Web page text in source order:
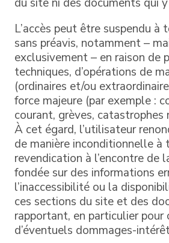
L’accès peut être suspendu
sans préavis, notamment –
exclusivement – en raison de
techniques, d’opérations de
(ordinaires et/ou
force majeure (par exemple :
courant, grèves, catastrophes
À cet égard, l’utilisateur
de manière inconditionnelle à
revendication à l’encontre de
fondée sur des informations
l’inaccessibilité ou la
ces sections du site et des
rapportant, en particulier pour
d’éventuels dommages-